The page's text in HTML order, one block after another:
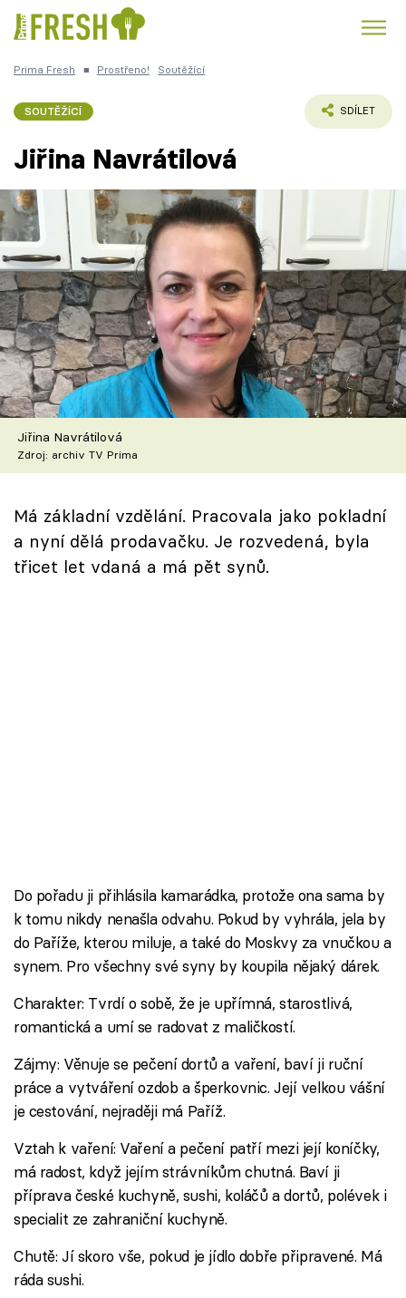
Česká kuchyně
Témata
Recepty
Články
TV Program
Škola vaření
Recepty z TV
Speciál: Cuketa
Těhotnej kuchař
Prima Fresh ■ Prostřeno! Soutěžící
SOUTĚŽÍCÍ SDÍLET
Jiřina Navrátilová
Jiřina Navrátilová
Zdroj: archiv TV Prima
Má základní vzdělání. Pracovala jako pokladní
a nyní dělá prodavačku. Je rozvedená, byla
třicet let vdaná a má pět synů.
Do pořadu ji přihlásila kamarádka, protože ona sama by
k tomu nikdy nenašla odvahu. Pokud by vyhrála, jela by
do Paříže, kterou miluje, a také do Moskvy za vnučkou a
synem. Pro všechny své syny by koupila nějaký dárek.
Charakter: Tvrdí o sobě, že je upřímná, starostlivá,
romantická a umí se radovat z maličkostí.
Zájmy: Věnuje se pečení dortů a vaření, baví ji ruční
práce a vytváření ozdob a šperkovnic. Její velkou vášní
je cestování, nejraději má Paříž.
Vztah k vaření: Vaření a pečení patří mezi její koníčky,
má radost, když jejím strávníkům chutná. Baví ji
příprava české kuchyně, sushi, koláčů a dortů, polévek i
specialit ze zahraniční kuchyně.
Chutě: Jí skoro vše, pokud je jídlo dobře připravené. Má
ráda sushi.